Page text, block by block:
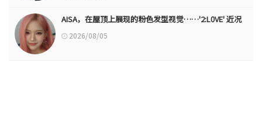
AISA，在屋顶上展现的粉色发型视觉……'2:L0VE' 近况
2026/08/05